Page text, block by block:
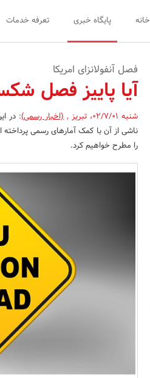
خانه پایگاه خبری تعرفه خدمات
فصل آنفولانزای امریکا
آیا پاییز فصل
شنبه 02/7/01 ، تبریز ,(اخبار رسمی): در
ناشی از آن با کمک آمارهای رسمی پرداخته
را مطرح خواهیم کرد.